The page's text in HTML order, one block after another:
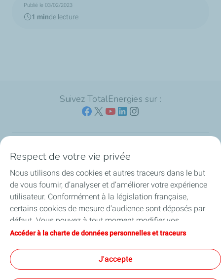
Publié le 03/02/2023
1 minde lecture
Suivez TotalEnergies sur :
Nos sites
Notre engagement
Notre expertise
Travailler avec nous
Respect de votre vie privée
Nous utilisons des cookies et autres traceurs dans le but
de vous fournir, d’analyser et d’améliorer votre expérience
utilisateur. Conformément à la législation française,
certains cookies de mesure d'audience sont déposés par
défaut. Vous pouvez à tout moment modifier vos
paramètres de cookies en cliquant sur le bouton « Gérer
vous acceptez le dépôt de l’ensemble des cookies. Dans le
cas où vous cliquez sur « Je refuse », seuls les cookies
Accéder à la charte de données personnelles et traceurs
J'accepte